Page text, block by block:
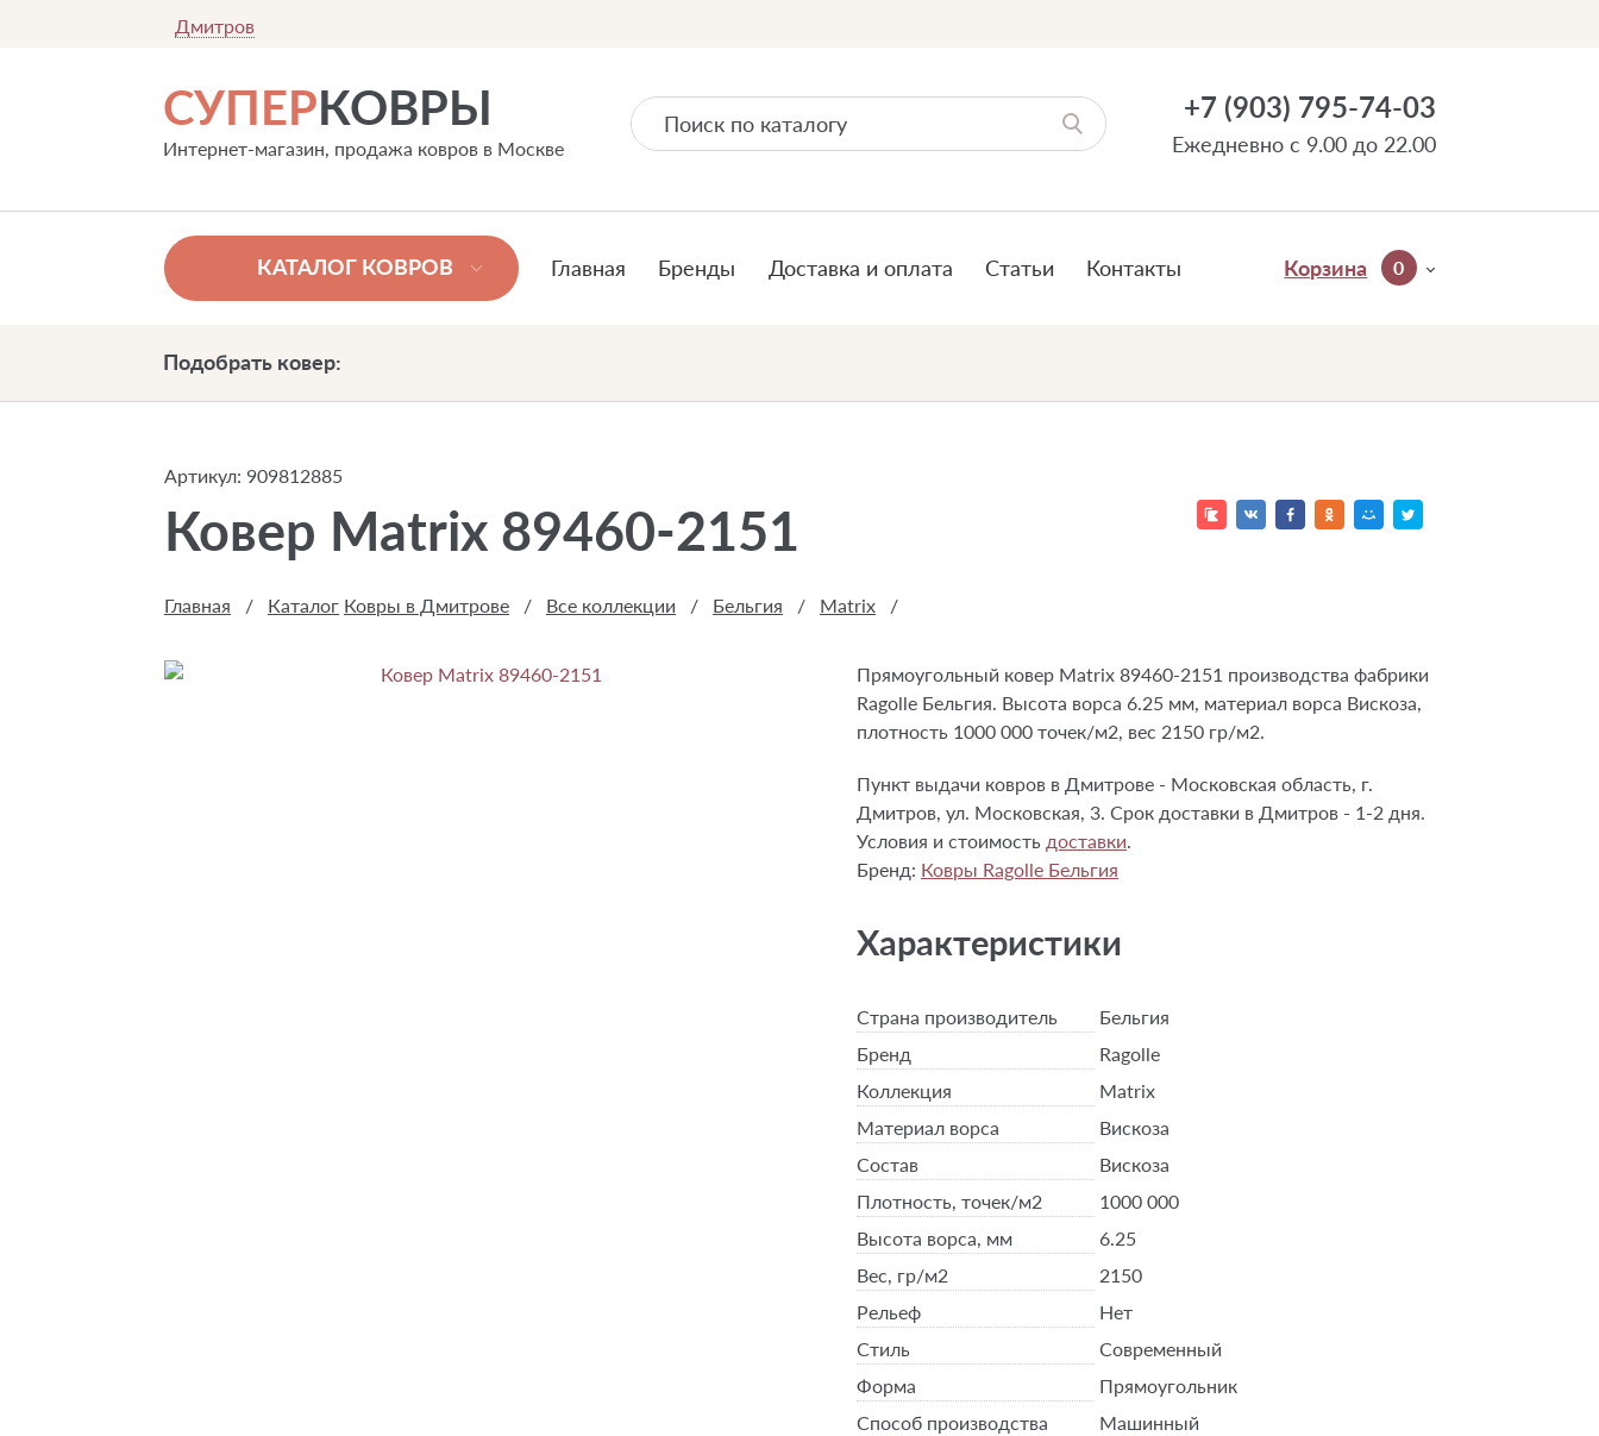
Дмитров
СУПЕРКОВРЫ
Интернет-магазин, продажа ковров в Москве
+7 (903) 795-74-03
Ежедневно с 9.00 до 22.00
КАТАЛОГ КОВРОВ Главная Бренды Доставка и оплата Статьи Контакты Корзина 0
Подобрать ковер:
Артикул: 909812885
Ковер Matrix 89460-2151
Главная / Каталог Ковры в Дмитрове / Все коллекции / Бельгия / Matrix /
Прямоугольный ковер Matrix 89460-2151 производства фабрики
Ragolle Бельгия. Высота ворса 6.25 мм, материал ворса Вискоза,
плотность 1000 000 точек/м2, вес 2150 гр/м2.
Пункт выдачи ковров в Дмитрове - Московская область, г.
Дмитров, ул. Московская, 3. Срок доставки в Дмитров - 1-2 дня.
Условия и стоимость доставки
Бренд: Ковры Ragolle Бельгия
Характеристики
Страна производитель
Бельгия
Бренд
Ragolle
Коллекция
Matrix
Материал ворса
Вискоза
Состав
Вискоза
Плотность, точек/м2
1000 000
Высота ворса, мм
6.25
Вес, гр/м2
2150
Рельеф
Нет
Стиль
Современный
Форма
Прямоугольник
Способ производства
Машинный